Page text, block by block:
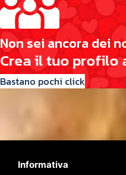
Informativa
Non sei ancora dei n
Creailtuoprofilo
Bastano pochi click